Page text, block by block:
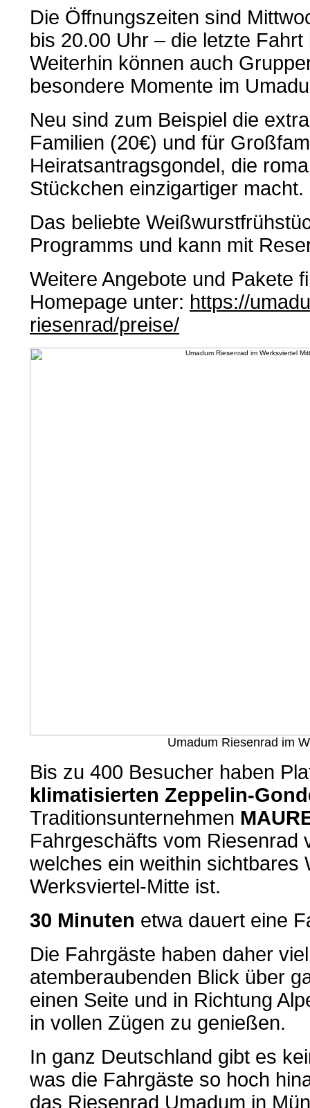
Die Öffnungszeiten sind
bis 20.00 Uhr – die letzte
Weiterhin können auch
besondere Momente im
Neu sind zum Beispiel die
Familien (20€) und für
Heiratsantragsgondel, die
Stückchen einzigartiger macht.
Das beliebte
Programms und kann mit
Weitere Angebote und Pakete
Homepage unter: https://
riesenrad/preise/
Umadum Riesenrad im
Bis zu 400 Besucher haben
klimatisierten Zeppelin-
Traditionsunternehmen
Fahrgeschäfts vom Riesenrad
welches ein weithin sichtbares
Werksviertel-Mitte ist.
30 Minuten etwa dauert eine
Die Fahrgäste haben daher
atemberaubenden Blick über
einen Seite und in Richtung
in vollen Zügen zu genießen.
In ganz Deutschland gibt es
was die Fahrgäste so hoch
das Riesenrad Umadum in